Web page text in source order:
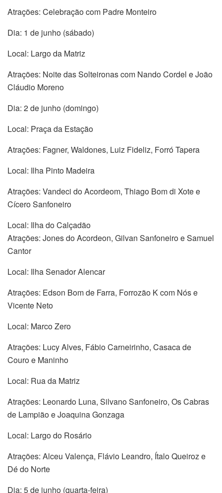
Atrações: Celebração com Padre Monteiro
Dia: 1 de junho (sábado)
Local: Largo da Matriz
Atrações: Noite das Solteironas com Nando Cordel e João
Cláudio Moreno
Dia: 2 de junho (domingo)
Local: Praça da Estação
Atrações: Fagner, Waldones, Luiz Fideliz, Forró Tapera
Local: Ilha Pinto Madeira
Atrações: Vandeci do Acordeom, Thiago Bom di Xote e
Cícero Sanfoneiro
Local: Ilha do Calçadão
Atrações: Jones do Acordeon, Gilvan Sanfoneiro e Samuel
Cantor
Local: Ilha Senador Alencar
Atrações: Edson Bom de Farra, Forrozão K com Nós e
Vicente Neto
Local: Marco Zero
Atrações: Lucy Alves, Fábio Carneirinho, Casaca de
Couro e Maninho
Local: Rua da Matriz
Atrações: Leonardo Luna, Silvano Sanfoneiro, Os Cabras
de Lampião e Joaquina Gonzaga
Local: Largo do Rosário
Atrações: Alceu Valença, Flávio Leandro, Ítalo Queiroz e
Dé do Norte
Dia: 5 de junho (quarta-feira)